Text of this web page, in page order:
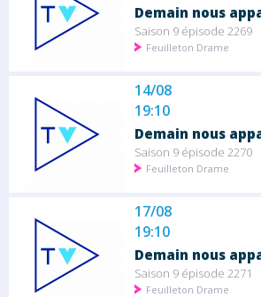
Demain nous
Saison 9 épisode 2269
Feuilleton Drame
14/08
19:10
Demain nous
Saison 9 épisode 2270
Feuilleton Drame
17/08
19:10
Demain nous
Saison 9 épisode 2271
Feuilleton Drame